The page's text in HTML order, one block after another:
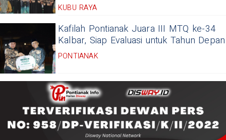
KUBU RAYA
Kafilah Pontianak Juara III MTQ ke-34
Kalbar, Siap Evaluasi untuk Tahun Depan
PONTIANAK